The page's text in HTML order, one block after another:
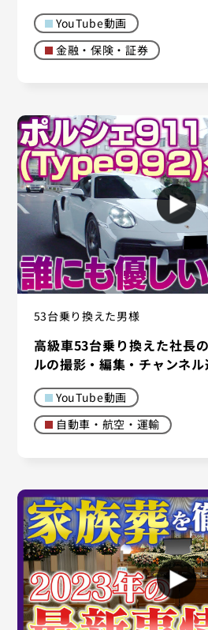
YouTube動画
金融・保険・証券
53台乗り換えた男様
高級車53台乗り換えた社長
ルの撮影・編集・チャンネル
YouTube動画
自動車・航空・運輸